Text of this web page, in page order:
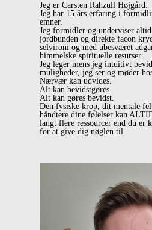
Jeg er Carsten Rahzull Højgård.
Jeg har 15 års erfaring i
emner.
Jeg formidler og underviser
jordbunden og direkte facon
selvironi og med ubesværet
himmelske spirituelle resurser.
Jeg leger mens jeg intuitivt
muligheder, jeg ser og møder
Nærvær kan udvides.
Alt kan bevidstgøres.
Alt kan gøres bevidst.
Den fysiske krop, dit mentale
håndtere dine følelser kan
langt flere ressourcer end du er
for at give dig nøglen til.